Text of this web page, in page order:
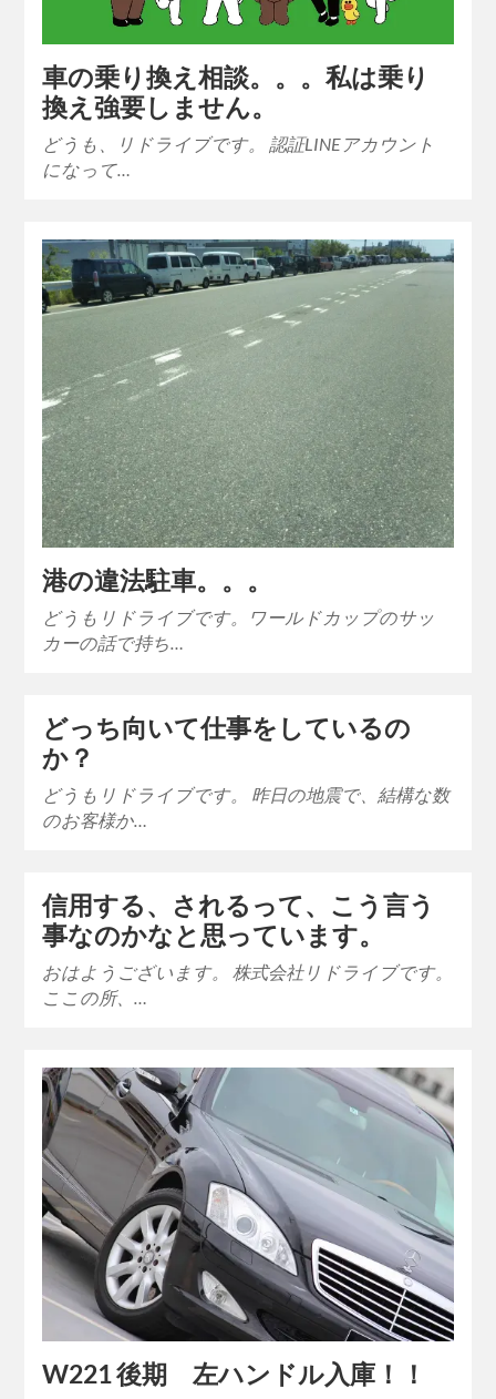
車の乗り換え相談。。。私は乗り
換え強要しません。
どうも、リドライブです。 認証LINEアカウント
になって…
港の違法駐車。。。
どうもリドライブです。ワールドカップのサッ
カーの話で持ち…
どっち向いて仕事をしているの
か？
どうもリドライブです。 昨日の地震で、結構な数
のお客様か…
信用する、されるって、こう言う
事なのかなと思っています。
おはようございます。 株式会社リドライブです。
ここの所、…
W221 後期 左ハンドル入庫！！